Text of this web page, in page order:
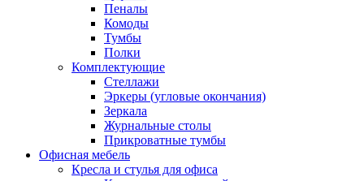
Пеналы
Комоды
Тумбы
Полки
Комплектующие
Стеллажи
Эркеры (угловые окончания)
Зеркала
Журнальные столы
Прикроватные тумбы
Офисная мебель
Кресла и стулья для офиса